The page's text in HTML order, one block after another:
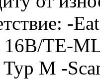
-
TE-
M -